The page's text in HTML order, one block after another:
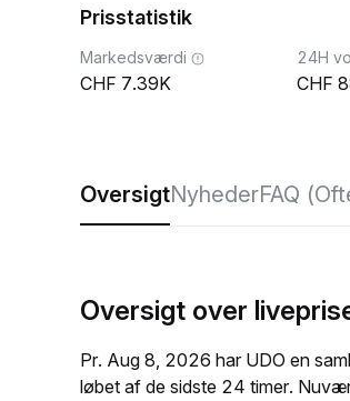
Prisstatistik
Markedsværdi
7.39K
24H
OversigtNyhederFAQ
Oversigt over
Pr. Aug 8, 2026 har UDO en
løbet af de sidste 24 timer.